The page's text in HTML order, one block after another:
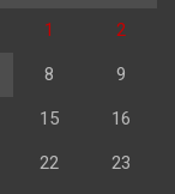
1 2
8 9
15 16
22 23